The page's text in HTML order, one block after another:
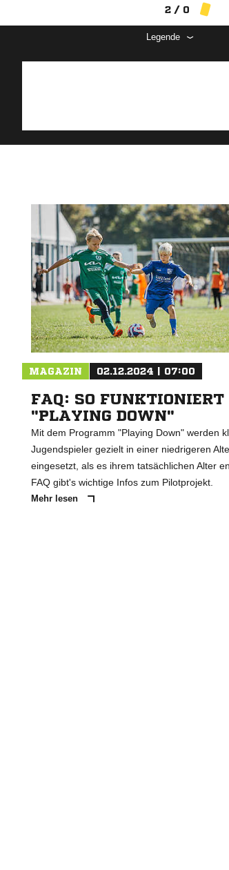
2 / 0
Legende
MAGAZIN 02.12.2024 | 07:00
FAQ: SO FUNKTIONIERT
"PLAYING DOWN"
Mit dem Programm "Playing Down" werden
Jugendspieler gezielt in einer niedrigeren
eingesetzt, als es ihrem tatsächlichen Alter
FAQ gibt's wichtige Infos zum Pilotprojekt.
Mehr lesen